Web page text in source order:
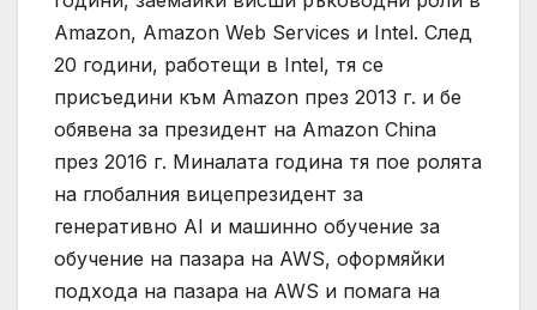
Amazon, Amazon Web Services и Intel. След
20 години, работещи в Intel, тя се
присъедини към Amazon през 2013 г. и бе
обявена за президент на Amazon China
през 2016 г. Миналата година тя пое ролята
на глобалния вицепрезидент за
генеративно AI и машинно обучение за
обучение на пазара на AWS, оформяйки
подхода на пазара на AWS и помага на